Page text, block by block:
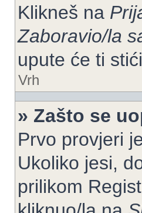
Klikneš na
Zaboravio/la
upute će ti
Vrh
» Zašto se
Prvo provjeri
Ukoliko jesi,
prilikom